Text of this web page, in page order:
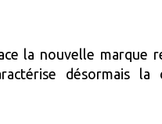
la nouvelle marque
désormais la